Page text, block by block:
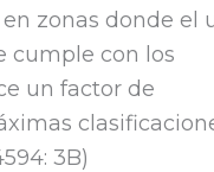
zonas donde el
cumple con los
un factor de
3B)